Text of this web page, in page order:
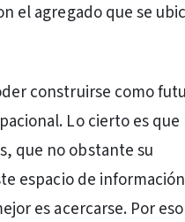
el agregado que se
construirse como
Lo cierto es que
que no obstante su
espacio de información
es acercarse. Por